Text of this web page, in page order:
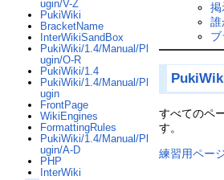
掲
誰
すべてのペ
す。
練習用ペー
ugin/V-Z
PukiWiki
BracketName
InterWikiSandBox
PukiWiki/1.4/Manual/Pl
ugin/O-R
PukiWiki/1.4
PukiWiki/1.4/Manual/Pl
ugin
FrontPage
WikiEngines
FormattingRules
PukiWiki/1.4/Manual/Pl
ugin/A-D
PHP
InterWiki